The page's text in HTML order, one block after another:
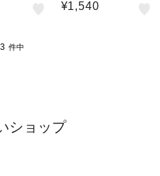
番
¥1,540
3 件中
ショップ